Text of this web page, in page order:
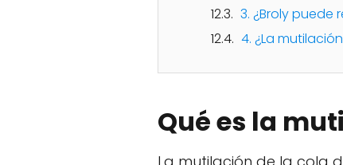
3. ¿Broly puede
4. ¿La
Qué es la